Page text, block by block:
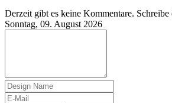
Derzeit gibt es keine Kommentare.
Sonntag, 09. August 2026